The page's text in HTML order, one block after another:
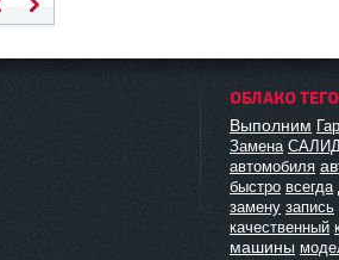
ОБЛАКО
Выполним
Замена
автомобиля
быстро всегда
замену запись
качественный
машины